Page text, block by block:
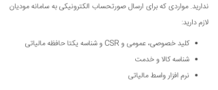
ندارید. مواردی که برای ارسال صورتحساب الکترونیکی به سامانه مودیان
لازم دارید:
کلید خصوصی، عمومی و CSR و شناسه یکتا حافظه مالیاتی
شناسه کالا و خدمت
نرم افزار واسط مالیاتی